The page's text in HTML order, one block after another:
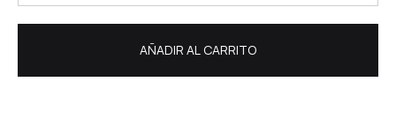
AÑADIR AL CARRITO